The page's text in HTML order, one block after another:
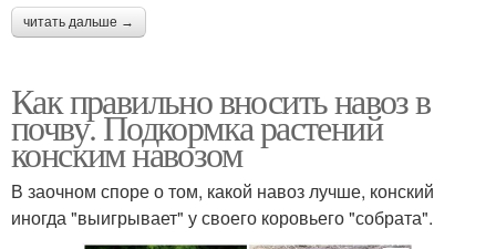
читать дальше →
Как правильно вносить навоз в
почву. Подкормка растений
конским навозом
В заочном споре о том, какой навоз лучше, конский
иногда "выигрывает" у своего коровьего "собрата".